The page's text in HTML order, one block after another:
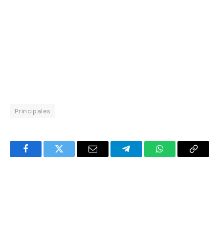
Principales
FacebookTwitter Email TelegramWhatsAppCopy